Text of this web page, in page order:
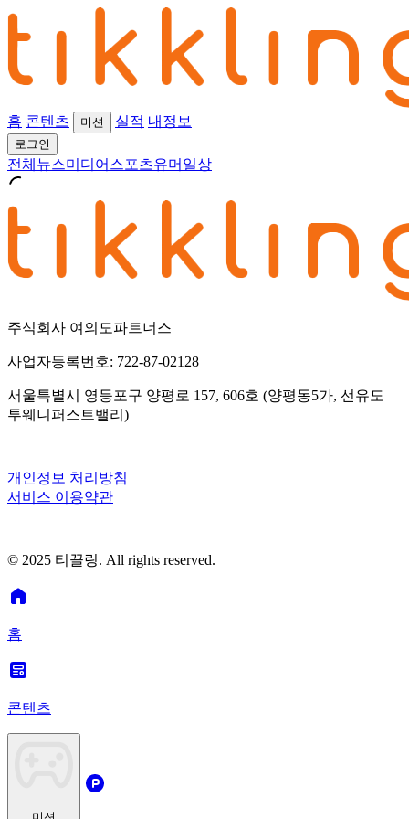
홈 콘텐츠 미션 실적 내정보
로그인
전체 뉴스미디어 스포츠유머 일상
주식회사 여의도파트너스
사업자등록번호: 722-87-02128
서울특별시 영등포구 양평로 157, 606호 (양평동5가, 선유도
투웨니퍼스트밸리)
개인정보 처리방침
서비스 이용약관
© 2025 티끌링. All rights reserved.
홈
콘텐츠